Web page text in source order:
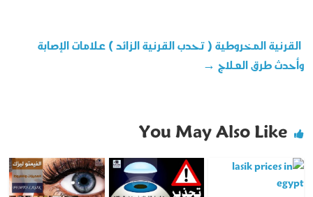
القرنية المخروطية ( تحدب القرنية الزائد ) علامات الإصابة
وأحدث طرق العلاج →
You May Also Like